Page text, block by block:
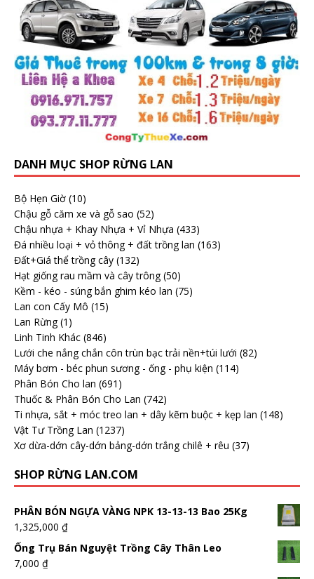
DANH MỤC SHOP RỪNG LAN
Bộ Hẹn Giờ (10)
Chậu gỗ căm xe và gỗ sao (52)
Chậu nhựa + Khay Nhựa + Vỉ Nhựa (433)
Đá nhiều loại + vỏ thông + đất trồng lan (163)
Đất+Giá thể trồng cây (132)
Hạt giống rau mầm và cây trông (50)
Kềm - kéo - súng bắn ghim kéo lan (75)
Lan con Cấy Mô (15)
Lan Rừng (1)
Linh Tinh Khác (846)
Lưới che nắng chắn côn trùn bạc trải nền+túi lưới (82)
Máy bơm - béc phun sương - ống - phụ kiện (114)
Phân Bón Cho lan (691)
Thuốc & Phân Bón Cho Lan (742)
Ti nhựa, sắt + móc treo lan + dây kẽm buộc + kẹp lan (148)
Vật Tư Trồng Lan (1237)
Xơ dừa-dớn cây-dớn bảng-dớn trắng chilê + rêu (37)
SHOP RỪNG LAN.COM
PHÂN BÓN NGỰA VÀNG NPK 13-13-13 Bao 25Kg
1,325,000 ₫
Ống Trụ Bán Nguyệt Trồng Cây Thân Leo
7,000 ₫